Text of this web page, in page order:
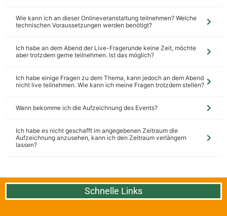
Wie kann ich an dieser Onlineveranstaltung teilnehmen? Welche
technischen Voraussetzungen werden benötigt?
Ich habe an dem Abend der Live-Fragerunde keine Zeit, möchte
aber trotzdem gerne teilnehmen. Ist das möglich?
Ich habe einige Fragen zu dem Thema, kann jedoch an dem Abend
nicht live teilnehmen. Wie kann ich meine Fragen trotzdem stellen?
Wann bekomme ich die Aufzeichnung des Events?
Ich habe es nicht geschafft im angegebenen Zeitraum die
Aufzeichnung anzusehen, kann ich den Zeitraum verlängern
lassen?
Schnelle Links